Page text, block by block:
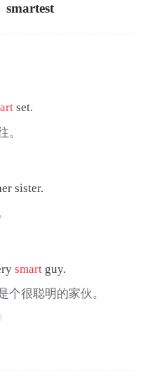
smartest
set.
。
sister.
smart guy.
个很聪明的家伙。